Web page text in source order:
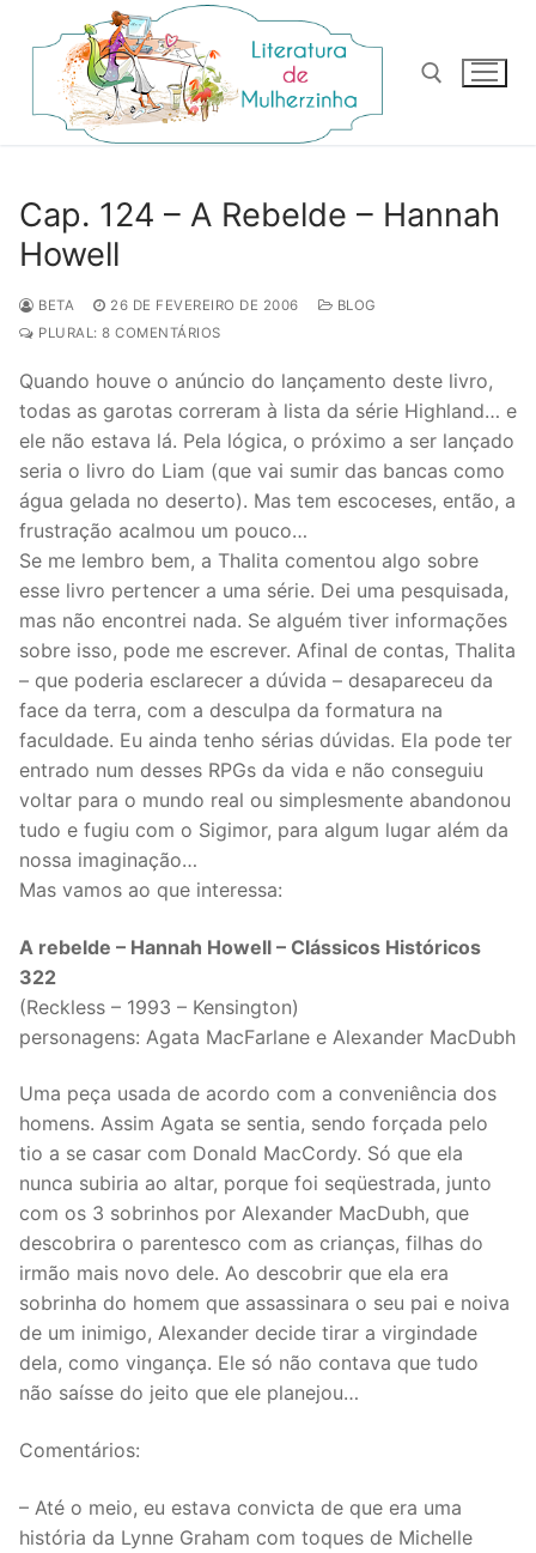
para
conteúdo
Cap. 124 – A Rebelde – Hannah
Howell
BETA 26 DE FEVEREIRO DE 2006
BLOG
PLURAL: 8 COMENTÁRIOS
Quando houve o anúncio do lançamento deste livro,
todas as garotas correram à lista da série Highland… e
ele não estava lá. Pela lógica, o próximo a ser lançado
seria o livro do Liam (que vai sumir das bancas como
água gelada no deserto). Mas tem escoceses, então, a
frustração acalmou um pouco…
Se me lembro bem, a Thalita comentou algo sobre
esse livro pertencer a uma série. Dei uma pesquisada,
mas não encontrei nada. Se alguém tiver informações
sobre isso, pode me escrever. Afinal de contas, Thalita
– que poderia esclarecer a dúvida – desapareceu da
face da terra, com a desculpa da formatura na
faculdade. Eu ainda tenho sérias dúvidas. Ela pode ter
entrado num desses RPGs da vida e não conseguiu
voltar para o mundo real ou simplesmente abandonou
tudo e fugiu com o Sigimor, para algum lugar além da
nossa imaginação…
Mas vamos ao que interessa:
A rebelde – Hannah Howell – Clássicos Históricos
322
(Reckless – 1993 – Kensington)
personagens: Agata MacFarlane e Alexander MacDubh
Uma peça usada de acordo com a conveniência dos
homens. Assim Agata se sentia, sendo forçada pelo
tio a se casar com Donald MacCordy. Só que ela
nunca subiria ao altar, porque foi seqüestrada, junto
com os 3 sobrinhos por Alexander MacDubh, que
descobrira o parentesco com as crianças, filhas do
irmão mais novo dele. Ao descobrir que ela era
sobrinha do homem que assassinara o seu pai e noiva
de um inimigo, Alexander decide tirar a virgindade
dela, como vingança. Ele só não contava que tudo
não saísse do jeito que ele planejou…
Comentários:
– Até o meio, eu estava convicta de que era uma
história da Lynne Graham com toques de Michelle